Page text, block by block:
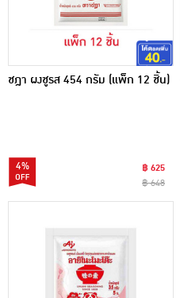
ชฎา ผงชูรส 454 กรัม (แพ็ก 12 ชิ้น)
4%
฿ 625
฿ 648